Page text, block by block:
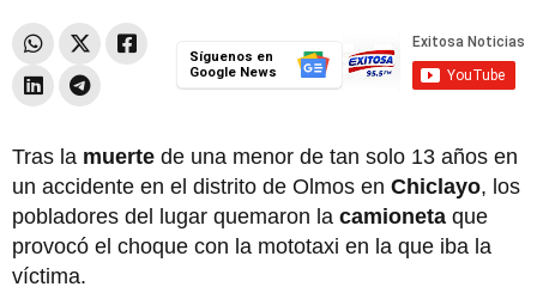
Síguenos en
Google News
Tras la muerte de una menor de tan solo 13 años en
un accidente en el distrito de Olmos en Chiclayo, los
pobladores del lugar quemaron la camioneta que
provocó el choque con la mototaxi en la que iba la
víctima.